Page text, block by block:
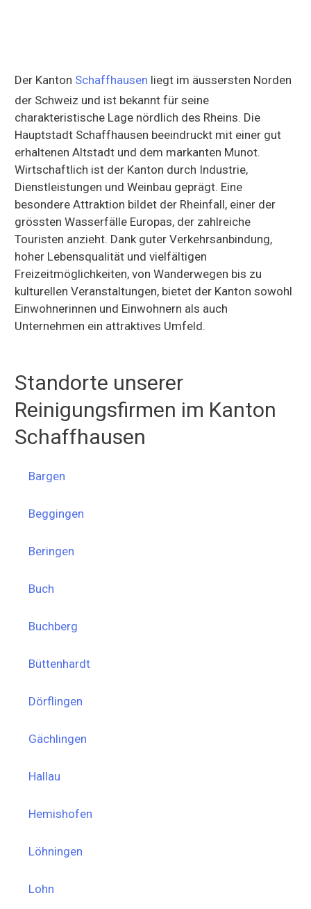
Der Kanton Schaffhausen liegt im äussersten Norden
der Schweiz und ist bekannt für seine
charakteristische Lage nördlich des Rheins. Die
Hauptstadt Schaffhausen beeindruckt mit einer gut
erhaltenen Altstadt und dem markanten Munot.
Wirtschaftlich ist der Kanton durch Industrie,
Dienstleistungen und Weinbau geprägt. Eine
besondere Attraktion bildet der Rheinfall, einer der
grössten Wasserfälle Europas, der zahlreiche
Touristen anzieht. Dank guter Verkehrsanbindung,
hoher Lebensqualität und vielfältigen
Freizeitmöglichkeiten, von Wanderwegen bis zu
kulturellen Veranstaltungen, bietet der Kanton sowohl
Einwohnerinnen und Einwohnern als auch
Unternehmen ein attraktives Umfeld.
Standorte unserer
Reinigungsfirmen im Kanton
Schaffhausen
Bargen
Beggingen
Beringen
Buch
Buchberg
Büttenhardt
Dörflingen
Gächlingen
Hallau
Hemishofen
Löhningen
Lohn